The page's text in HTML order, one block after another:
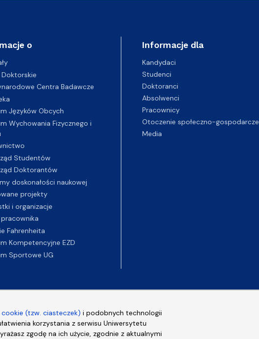
(tzw. ciasteczek) i podobnych technologii
korzystania z serwisu Uniwersytetu
zgodę na ich użycie, zgodnie z aktualnymi
o
Doktorskie
Centra Badawcze
Języków Obcych
Wychowania Fizycznego i
Studentów
Doktorantów
doskonałości naukowej
projekty
i organizacje
pracownika
Fahrenheita
Kompetencyjne EZD
Sportowe UG
Informacje dla
Kandydaci
Studenci
Doktoranci
Absolwenci
Pracownicy
Otoczenie społeczno-gospodarcze
Media